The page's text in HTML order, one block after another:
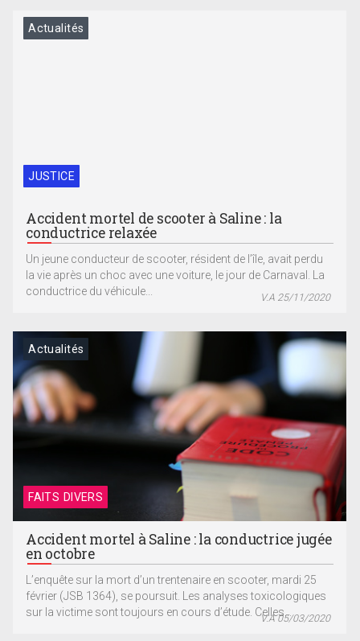
JUSTICE
Actualités
Accident mortel de scooter à Saline : la
conductrice relaxée
Un jeune conducteur de scooter, résident de l’île, avait perdu
la vie après un choc avec une voiture, le jour de Carnaval. La
conductrice du véhicule...
V.A 25/11/2020
FAITS DIVERS
Actualités
Accident mortel à Saline : la conductrice jugée
en octobre
L’enquête sur la mort d’un trentenaire en scooter, mardi 25
février (JSB 1364), se poursuit. Les analyses toxicologiques
sur la victime sont toujours en cours d’étude. Celles...V.A 05/03/2020